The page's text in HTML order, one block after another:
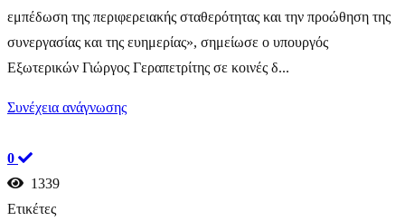
εμπέδωση της περιφερειακής σταθερότητας και την προώθηση της
συνεργασίας και της ευημερίας», σημείωσε ο υπουργός
Εξωτερικών Γιώργος Γεραπετρίτης σε κοινές δ...
Συνέχεια ανάγνωσης
0
1339
Ετικέτες